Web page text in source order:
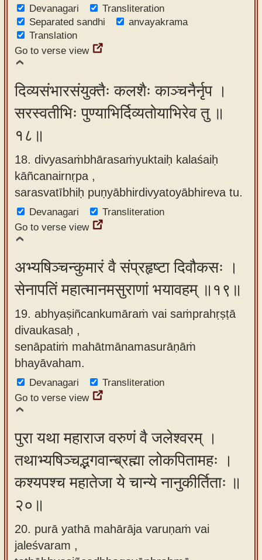
Devanagari
Transliteration
Separated sandhi
anvayakrama
Translation
Go to verse view
दिव्यसंभारसंयुक्तैः कलशैः काञ्चनैर्नृप ।
सरस्वतीभिः पुण्याभिर्दिव्यतोयाभिरेव तु ॥
१८॥
18. divyasaṁbhārasaṁyuktaiḥ kalaśaiḥ
kāñcanairnṛpa ,
sarasvatībhiḥ puṇyābhirdivyatoyābhireva tu.
Devanagari
Transliteration
Go to verse view
अभ्यषिञ्चन्कुमारं वै संप्रहृष्टा दिवौकसः ।
सेनापतिं महात्मानमसुराणां भयावहम् ॥१९॥
19. abhyaṣiñcankumāraṁ vai saṁprahṛṣṭā
divaukasaḥ ,
senāpatiṁ mahātmānamasurāṇāṁ
bhayāvaham.
Devanagari
Transliteration
Go to verse view
पुरा यथा महाराज वरुणं वै जलेश्वरम् ।
तथाभ्यषिञ्चद्भगवान्ब्रह्मा लोकपितामहः ।
कश्यपश्च महातेजा ये चान्ये नानुकीर्तिताः ॥
२०॥
20. purā yathā mahārāja varuṇaṁ vai
jaleśvaram ,